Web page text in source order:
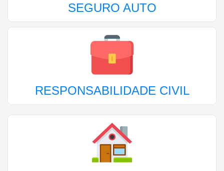
SEGURO AUTO
RESPONSABILIDADE CIVIL